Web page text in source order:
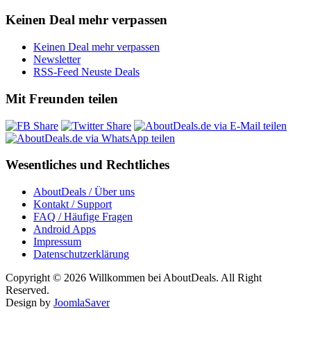
Keinen Deal mehr verpassen
Keinen Deal mehr verpassen
Newsletter
RSS-Feed Neuste Deals
Mit Freunden teilen
Wesentliches und Rechtliches
AboutDeals / Über uns
Kontakt / Support
FAQ / Häufige Fragen
Android Apps
Impressum
Datenschutzerklärung
Copyright © 2026 Willkommen bei AboutDeals. All Right
Reserved.
Design by JoomlaSaver